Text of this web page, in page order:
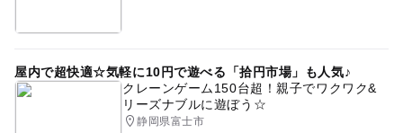
屋内で超快適☆気軽に10円で遊べる「拾円市場」も人気♪
クレーンゲーム150台超！親子でワクワク&
リーズナブルに遊ぼう☆
静岡県富士市